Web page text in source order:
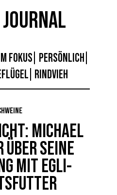
IM FOKUS
PERSÖNLICH
RINDVIEH
MICHAEL
ÜBER SEINE
MIT EGLI-